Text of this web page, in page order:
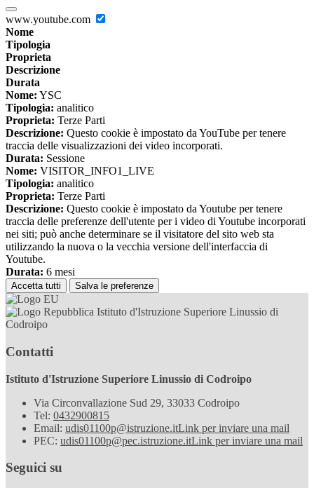
www.youtube.com
Nome
Tipologia
Proprieta
Descrizione
Durata
Nome: YSC
Tipologia: analitico
Proprieta: Terze Parti
Descrizione: Questo cookie è impostato da YouTube per tenere
traccia delle visualizzazioni dei video incorporati.
Durata: Sessione
Nome: VISITOR_INFO1_LIVE
Tipologia: analitico
Proprieta: Terze Parti
Descrizione: Questo cookie è impostato da Youtube per tenere
traccia delle preferenze dell'utente per i video di Youtube incorporati
nei siti; può anche determinare se il visitatore del sito web sta
utilizzando la nuova o la vecchia versione dell'interfaccia di
Youtube.
Durata: 6 mesi
Accetta tutti Salva le preferenze
Istituto d'Istruzione Superiore Linussio di
Codroipo
Contatti
Istituto d'Istruzione Superiore Linussio di Codroipo
Via Circonvallazione Sud 29, 33033 Codroipo
Tel: 0432900815
Email: udis01100p@istruzione.itLink per inviare una mail
PEC: udis01100p@pec.istruzione.itLink per inviare una mail
Seguici su